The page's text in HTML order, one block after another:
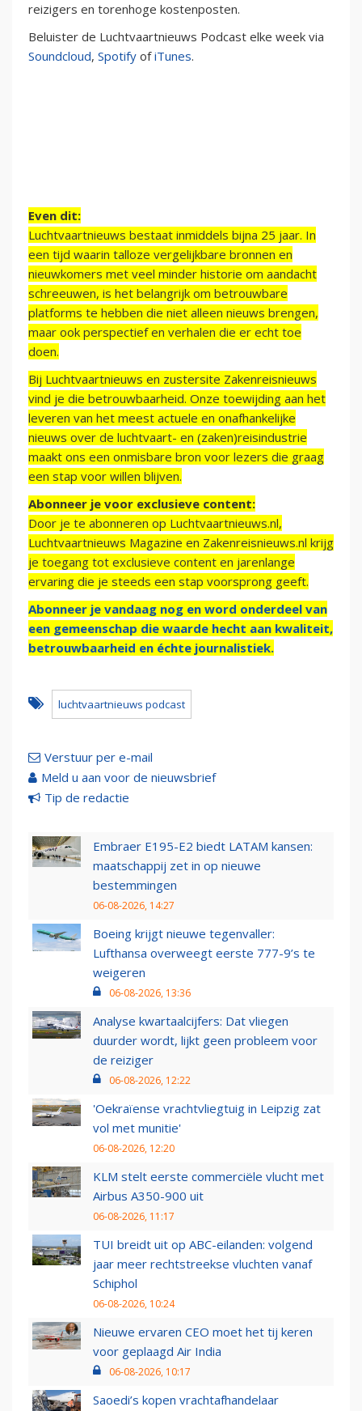
reizigers en torenhoge kostenposten.
Beluister de Luchtvaartnieuws Podcast elke week via
Soundcloud, Spotify ofiTunes.
Even dit:
Luchtvaartnieuws bestaat inmiddels bijna 25 jaar. In
een tijd waarin talloze vergelijkbare bronnen en
nieuwkomers met veel minder historie om aandacht
schreeuwen, is het belangrijk om betrouwbare
platforms te hebben die niet alleen nieuws brengen,
maar ook perspectief en verhalen die er echt toe
doen.
Bij Luchtvaartnieuws en zustersite Zakenreisnieuws
vind je die betrouwbaarheid. Onze toewijding aan het
leveren van het meest actuele en onafhankelijke
nieuws over de luchtvaart- en (zaken)reisindustrie
maakt ons een onmisbare bron voor lezers die graag
een stap voor willen blijven.
Abonneer je voor exclusieve content:
Door je te abonneren op Luchtvaartnieuws.nl,
Luchtvaartnieuws Magazine en Zakenreisnieuws.nl krijg
je toegang tot exclusieve content en jarenlange
ervaring die je steeds een stap voorsprong geeft.
Abonneer je vandaag nog en word onderdeel van
een gemeenschap die waarde hecht aan kwaliteit,
betrouwbaarheid en échte journalistiek.
luchtvaartnieuws podcast
Verstuur per e-mail
Meld u aan voor de nieuwsbrief
Tip de redactie
Embraer E195-E2 biedt LATAM kansen:
maatschappij zet in op nieuwe
bestemmingen
06-08-2026, 14:27
Boeing krijgt nieuwe tegenvaller:
Lufthansa overweegt eerste 777-9’s te
weigeren
06-08-2026, 13:36
Analyse kwartaalcijfers: Dat vliegen
duurder wordt, lijkt geen probleem voor
de reiziger
06-08-2026, 12:22
'Oekraïense vrachtvliegtuig in Leipzig zat
vol met munitie'
06-08-2026, 12:20
KLM stelt eerste commerciële vlucht met
Airbus A350-900 uit
06-08-2026, 11:17
TUI breidt uit op ABC-eilanden: volgend
jaar meer rechtstreekse vluchten vanaf
Schiphol
06-08-2026, 10:24
Nieuwe ervaren CEO moet het tij keren
voor geplaagd Air India
06-08-2026, 10:17
Saoedi’s kopen vrachtafhandelaar